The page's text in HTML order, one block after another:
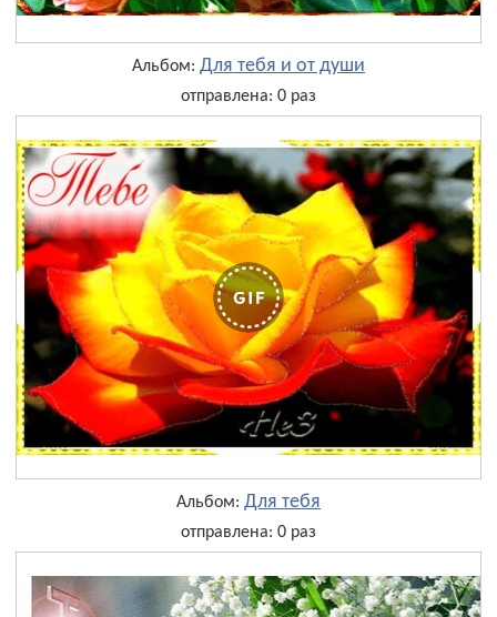
Альбом: Для тебя и от души
отправлена: 0 раз
Альбом: Для тебя
отправлена: 0 раз